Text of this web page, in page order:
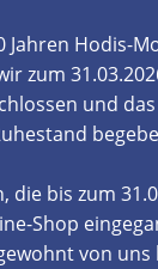
Jahren Hodis-
zum
und
die bis zum
Shop
von